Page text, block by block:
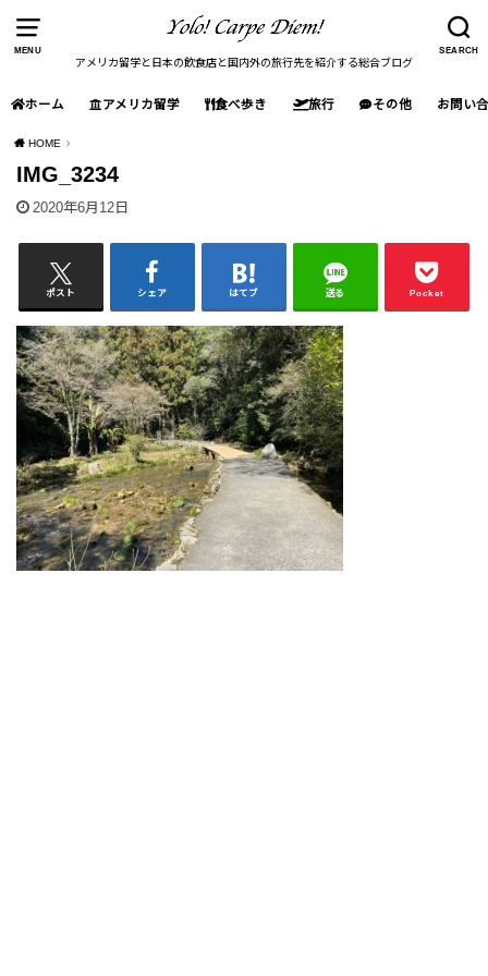
MENU SEARCH
アメリカ留学と日本の飲食店と国内外の旅行先を紹介する総合ブログ
ホーム アメリカ留学 食べ歩き 旅行 その他 お問い
HOME
IMG_3234
2020年6月12日
ポスト シェア はてブ 送る Pocket